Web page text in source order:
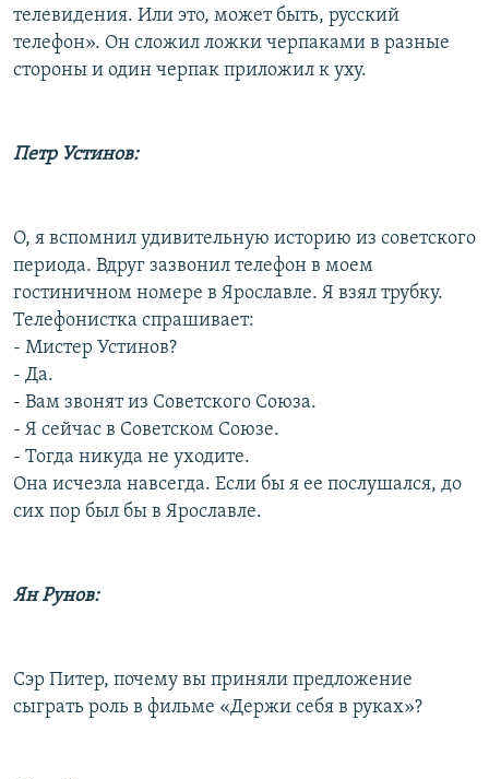
телевидения. Или это, может быть, русский
телефон». Он сложил ложки черпаками в разные
стороны и один черпак приложил к уху.
Петр Устинов:
О, я вспомнил удивительную историю из советского
периода. Вдруг зазвонил телефон в моем
гостиничном номере в Ярославле. Я взял трубку.
Телефонистка спрашивает:
- Мистер Устинов?
- Да.
- Вам звонят из Советского Союза.
- Я сейчас в Советском Союзе.
- Тогда никуда не уходите.
Она исчезла навсегда. Если бы я ее послушался, до
сих пор был бы в Ярославле.
Ян Рунов:
Сэр Питер, почему вы приняли предложение
сыграть роль в фильме «Держи себя в руках»?